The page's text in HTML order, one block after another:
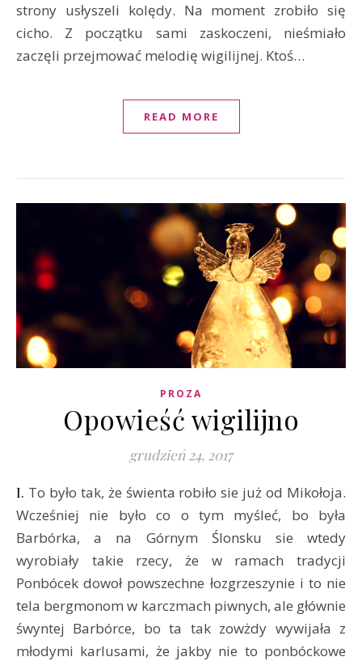
strony usłyszeli kolędy. Na moment zrobiło się
cicho. Z początku sami zaskoczeni, nieśmiało
zaczęli przejmować melodię wigilijnej. Ktoś…
READ MORE
PROZA
Opowieść wigilijno
grudzień 24, 2017
I. To było tak, że świenta robiło sie już od Mikołoja.
Wcześniej nie było co o tym myśleć, bo była
Barbórka, a na Górnym Ślonsku sie wtedy
wyrobiały takie rzecy, że w ramach tradycji
Ponbócek dowoł powszechne łozgrzeszynie i to nie
tela bergmonom w karczmach piwnych, ale głównie
śwyntej Barbórce, bo ta tak zowżdy wywijała z
młodymi karlusami, że jakby nie to ponbóckowe